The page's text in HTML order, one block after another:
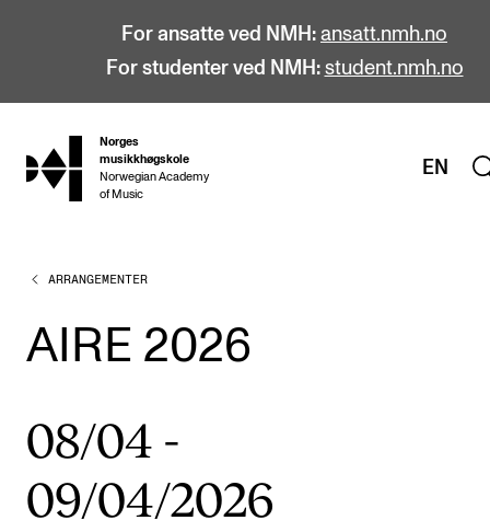
For ansatte ved NMH: ansatt.nmh.no
For studenter ved NMH: student.nmh.no
hjem
Norges
musikkhøgskole
Norwegian Academy
of Music
EN
STUDIER
Alle studier
Bachelor
Doktorgrad
Årsstudium og videreutdanning
Etterutdanning og kurs
ARRANGEMENTER
AIRE 2026
08/04 -
09/04/2026